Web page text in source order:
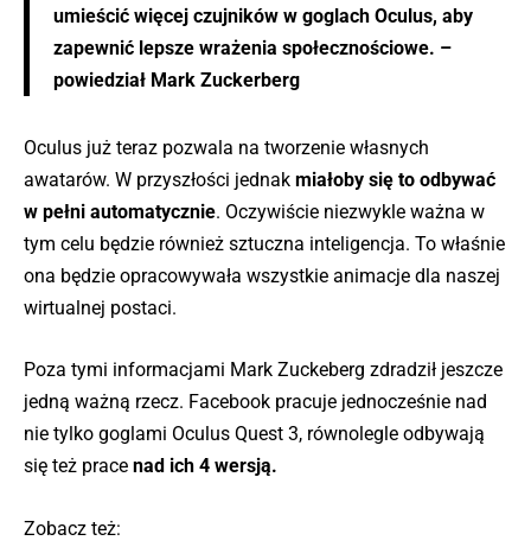
umieścić więcej czujników w goglach Oculus, aby
zapewnić lepsze wrażenia społecznościowe. –
powiedział Mark Zuckerberg
Oculus już teraz pozwala na tworzenie własnych
awatarów. W przyszłości jednak miałoby się to odbywać
w pełni automatycznie. Oczywiście niezwykle ważna w
tym celu będzie również sztuczna inteligencja. To właśnie
ona będzie opracowywała wszystkie animacje dla naszej
wirtualnej postaci.
Poza tymi informacjami Mark Zuckeberg zdradził jeszcze
jedną ważną rzecz. Facebook pracuje jednocześnie nad
nie tylko goglami Oculus Quest 3, równolegle odbywają
się też prace nad ich 4 wersją.
Zobacz też: